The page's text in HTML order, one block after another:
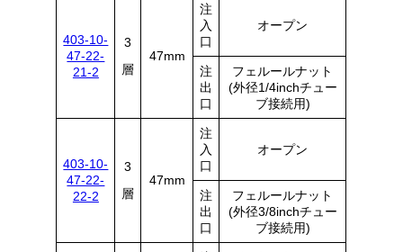
403-10-
47-22-
21-2
3
層
47mm
注
入
口
オープン
注
出
口
フェルールナット
(外径1/4inchチュー
ブ接続用)
403-10-
47-22-
22-2
3
層
47mm
注
入
口
オープン
注
出
口
フェルールナット
(外径3/8inchチュー
ブ接続用)